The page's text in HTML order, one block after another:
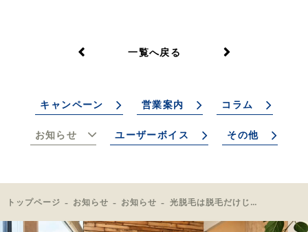
一覧へ戻る
キャンペーン 営業案内 コラム
お知らせ ユーザーボイス その他
トップページ お知らせ お知らせ 光脱毛は脱毛だけじゃない？